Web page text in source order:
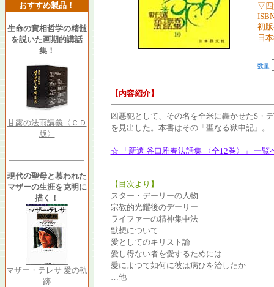
おすすめ製品！
生命の實相哲学の精髄
を説いた画期的講話
集！
甘露の法雨講義〈ＣＤ
版〉
現代の聖母と慕われた
マザーの生涯を克明に
描く！
マザー・テレサ 愛の軌
跡
▽四
初
日
数量
【内容紹介】
凶悪犯として、その名を全米に轟かせたS・
を見出した。本書はその「聖なる獄中記」。
☆ 「新選 谷口雅春法話集 〈全12巻〉」 一覧
【目次より】
スター・デーリーの人物
宗教的光耀後のデーリー
ライファーの精神集中法
默想について
愛としてのキリスト論
愛し得ない者を愛するためには
愛によつて如何に彼は病ひを治したか
…他